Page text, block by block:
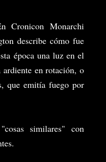
Cronicon Monarchi
describe cómo fue
época una luz en el
en rotación, o
que emitía fuego por
similares" con